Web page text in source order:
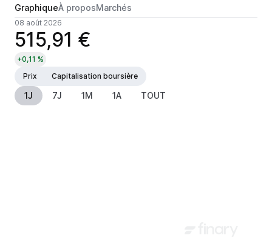
GraphiqueÀ proposMarchés
08 août 2026
515,91 €
+0,11 %
Prix
Capitalisation boursière
1J 7J 1M 1A TOUT